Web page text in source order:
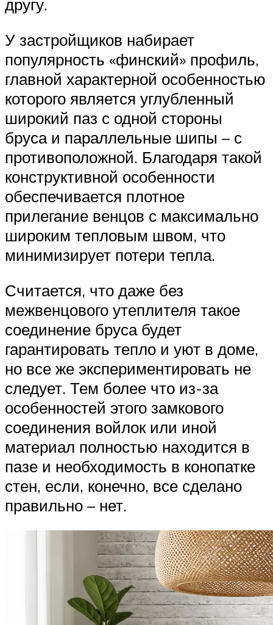
другу.
У застройщиков набирает
популярность «финский» профиль,
главной характерной особенностью
которого является углубленный
широкий паз с одной стороны
бруса и параллельные шипы – с
противоположной. Благодаря такой
конструктивной особенности
обеспечивается плотное
прилегание венцов с максимально
широким тепловым швом, что
минимизирует потери тепла.
Считается, что даже без
межвенцового утеплителя такое
соединение бруса будет
гарантировать тепло и уют в доме,
но все же экспериментировать не
следует. Тем более что из-за
особенностей этого замкового
соединения войлок или иной
материал полностью находится в
пазе и необходимость в конопатке
стен, если, конечно, все сделано
правильно – нет.